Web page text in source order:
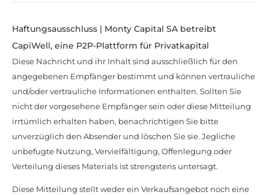
Haftungsausschluss | Monty Capital SA betreibt
CapiWell, eine P2P-Plattform für Privatkapital
Diese Nachricht und ihr Inhalt sind ausschließlich für den
angegebenen Empfänger bestimmt und können vertrauliche
und/oder vertrauliche Informationen enthalten. Sollten Sie
nicht der vorgesehene Empfänger sein oder diese Mitteilung
irrtümlich erhalten haben, benachrichtigen Sie bitte
unverzüglich den Absender und löschen Sie sie. Jegliche
unbefugte Nutzung, Vervielfältigung, Offenlegung oder
Verteilung dieses Materials ist strengstens untersagt.
Diese Mitteilung stellt weder ein Verkaufsangebot noch eine